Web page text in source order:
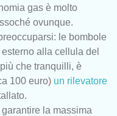
gas è molto
ovunque.
le bombole
alla cellula del
che tranquilli, è
100 euro) un rilevatore
garantire la massima